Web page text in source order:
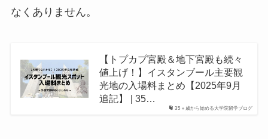
なくありません。
35＋歳から始める大学院留学ブログ
【トプカプ宮殿＆地下宮殿も続々
値上げ！】イスタンブール主要観
光地の入場料まとめ【2025年9月
追記】 | 35…